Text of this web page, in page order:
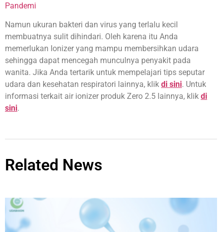
Pandemi
Namun ukuran bakteri dan virus yang terlalu kecil
membuatnya sulit dihindari. Oleh karena itu Anda
memerlukan Ionizer yang mampu membersihkan udara
sehingga dapat mencegah munculnya penyakit pada
wanita. Jika Anda tertarik untuk mempelajari tips seputar
udara dan kesehatan respiratori lainnya, klik di sini. Untuk
informasi terkait air ionizer produk Zero 2.5 lainnya, klik di
sini.
Related News